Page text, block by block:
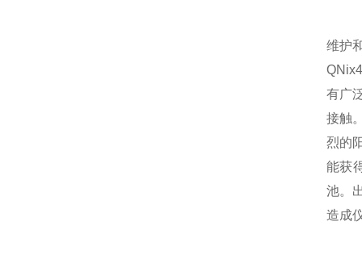
维护
有广
接触
烈的
能获
池。
造成